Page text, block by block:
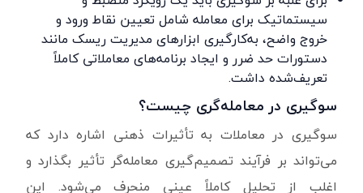
سیستماتیک برای معامله شامل تعیین نقاط ورود و
خروج واضح، به‌کارگیری ابزارهای مدیریت ریسک مانند
دستورات حد ضرر و ایجاد برنامه‌های معاملاتی کاملاً
تعریف‌شده داشت.
سوگیری در معامله‌گری چیست؟
سوگیری در معاملات به تأثیرات ذهنی اشاره دارد که
می‌تواند بر فرآیند تصمیم‌گیری معامله‌گر تأثیر بگذارد و
اغلب از تحلیل کاملاً عینی منحرف می‌شود. این